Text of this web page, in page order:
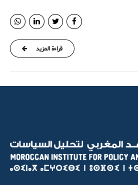
قراءة المزيد